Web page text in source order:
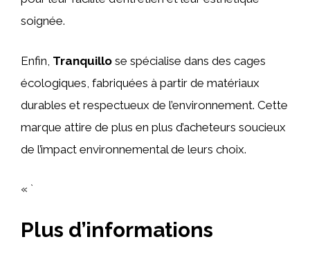
soignée.
Enfin, Tranquillo se spécialise dans des cages
écologiques, fabriquées à partir de matériaux
durables et respectueux de l’environnement. Cette
marque attire de plus en plus d’acheteurs soucieux
de l’impact environnemental de leurs choix.
« `
Plus d’informations